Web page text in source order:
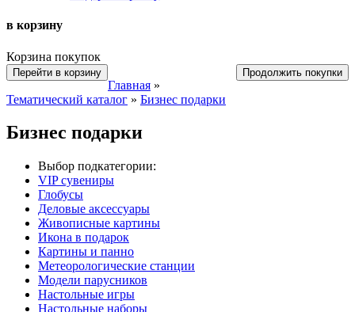
в корзину
Корзина покупок
Перейти в корзину Продолжить покупки
Главная »
Тематический каталог » Бизнес подарки
Бизнес подарки
Выбор подкатегории:
VIP сувениры
Глобусы
Деловые аксессуары
Живописные картины
Икона в подарок
Картины и панно
Метеорологические станции
Модели парусников
Настольные игры
Настольные наборы